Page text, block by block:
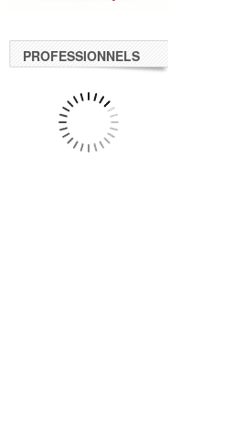
PROFESSIONNELS